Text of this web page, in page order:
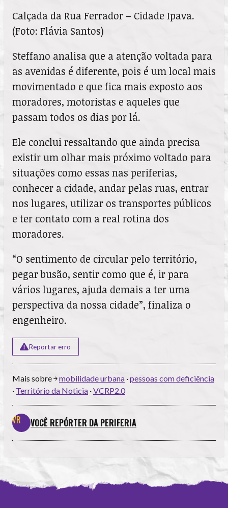
Calçada da Rua Ferrador – Cidade Ipava.
(Foto: Flávia Santos)
Steffano analisa que a atenção voltada para
as avenidas é diferente, pois é um local mais
movimentado e que fica mais exposto aos
moradores, motoristas e aqueles que
passam todos os dias por lá.
Ele conclui ressaltando que ainda precisa
existir um olhar mais próximo voltado para
situações como essas nas periferias,
conhecer a cidade, andar pelas ruas, entrar
nos lugares, utilizar os transportes públicos
e ter contato com a real rotina dos
moradores.
“O sentimento de circular pelo território,
pegar busão, sentir como que é, ir para
vários lugares, ajuda demais a ter uma
perspectiva da nossa cidade”, finaliza o
engenheiro.
Reportar erro
Mais sobre ￫mobilidade urbana ·pessoas com deficiência
· Território da Noticia ·VCRP2.0
VOCÊ REPÓRTER DA PERIFERIA